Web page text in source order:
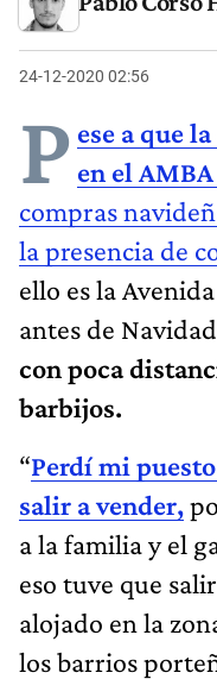
24-12-2020 02:56
P ese a que
en el
compras
la presencia de
ello es la
antes de
con poca
barbijos.
“Perdí mi
salir a vender,
a la familia y el
eso tuve que
alojado en la
los barrios